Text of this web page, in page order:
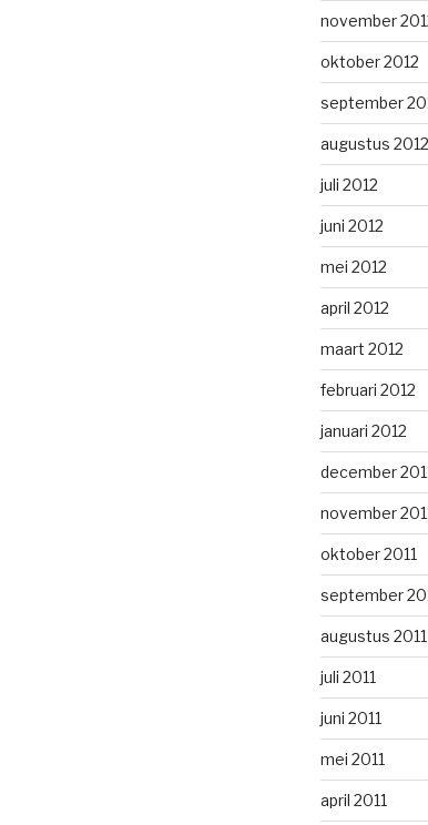
november
oktober 2012
september
augustus 2012
juli 2012
juni 2012
mei 2012
april 2012
maart 2012
februari 2012
januari 2012
december
november
oktober 2011
september
augustus 2011
juli 2011
juni 2011
mei 2011
april 2011